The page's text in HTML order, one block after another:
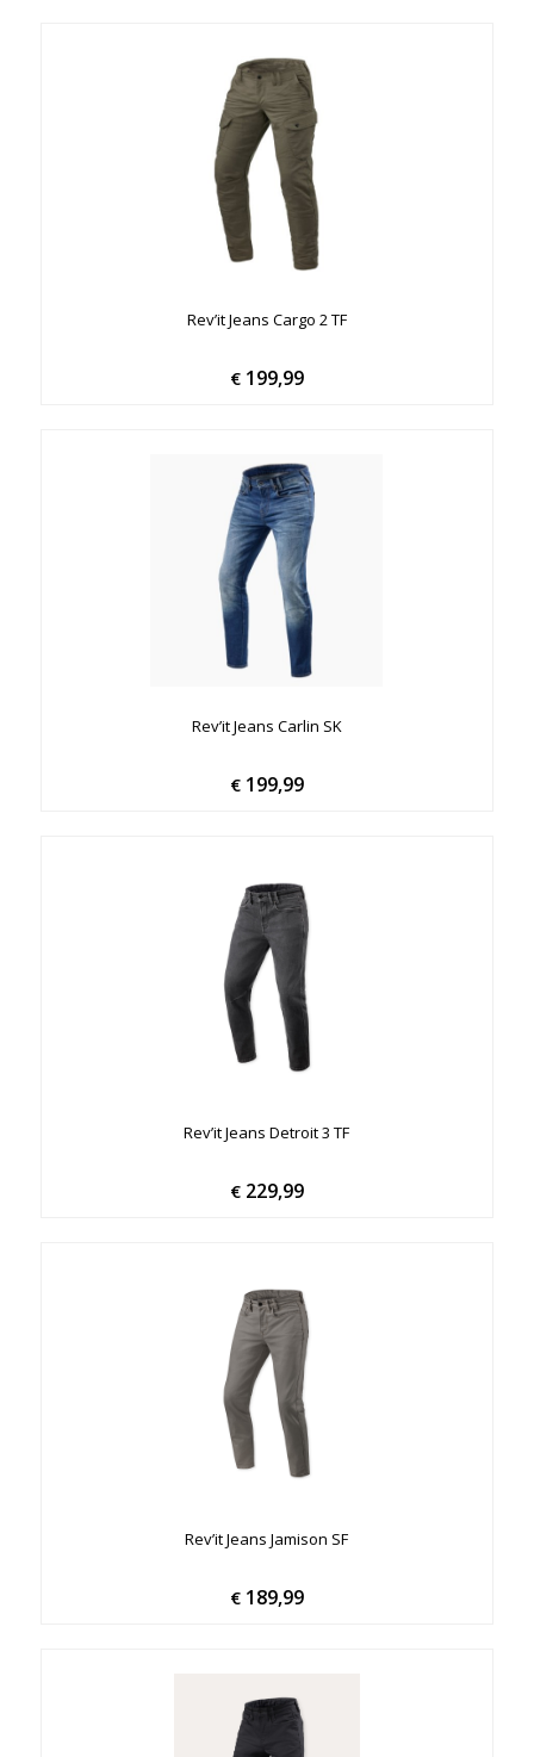
Rev’it Jeans Cargo 2 TF
€199,99
Rev’it Jeans Carlin SK
€199,99
Rev’it Jeans Detroit 3 TF
€229,99
Rev’it Jeans Jamison SF
€189,99